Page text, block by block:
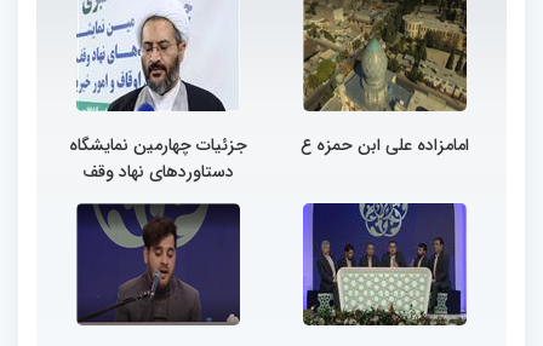
امامزاده علی ابن حمزه ع
جزئیات چهارمین نمایشگاه
دستاوردهای نهاد وقف